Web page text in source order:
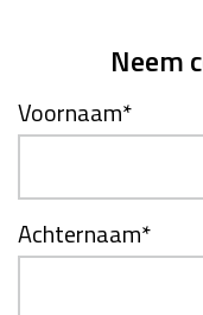
Neem
Voornaam*
Achternaam*